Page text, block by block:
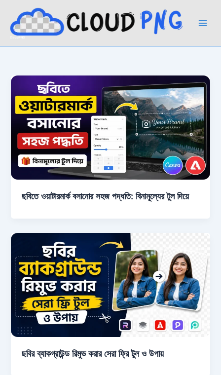
content
ছবিতে ওয়াটারমার্ক বসানোর সহজ পদ্ধতি: বিনামূল্যের টুল দিয়ে
ছবির ব্যাকগ্রাউন্ড রিমুভ করার সেরা ফ্রি টুল ও উপায়